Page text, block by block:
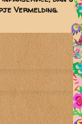
Vermelding.